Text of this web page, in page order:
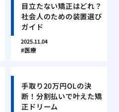
目立たない矯正はどれ？
社会人のための装置選び
ガイド
2025.11.04
医療
手取り20万円OLの決
断！分割払いで叶えた矯
正ドリーム